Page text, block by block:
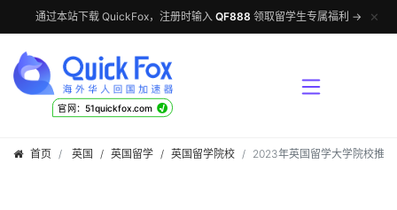
通过本站下载 QuickFox，注册时输入 QF888 领取留学生专属福利 → ✕
官网：51quickfox.com √
首页 英国 / 英国留学 / 英国留学院校 2023年英国留学大学院校推